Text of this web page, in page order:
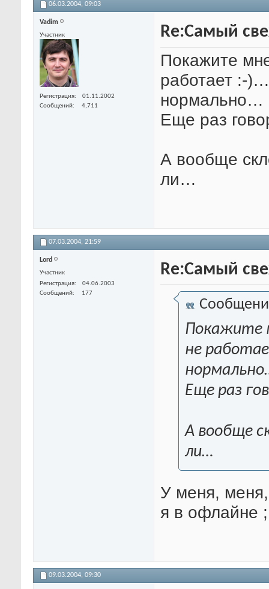
06.03.2004, 09:03
Vadim
Участник
Регистрация
01.11.2002
Сообщений
4,711
Re:Самый
Покажите
работает :-
нормально…
Еще раз
А вообще
ли…
07.03.2004, 21:59
Lord
Участник
Регистрация
04.06.2003
Сообщений
177
Re:Самый
Покажите
не
Еще раз
А вообще
ли…
У меня, меня,
я в офлайне
09.03.2004, 09:30